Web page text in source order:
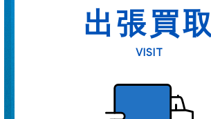
出張買取
VISIT